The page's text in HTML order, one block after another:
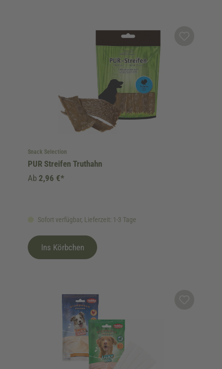
Snack Selection
PUR Streifen Truthahn
Sofort verfügbar, Lieferzeit: 1-3 Tage
Ab 2,96 €*
Ins Körbchen